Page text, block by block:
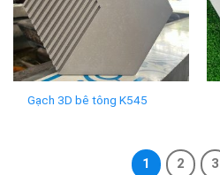
Gạch 3D bê tông K545
1 2 3